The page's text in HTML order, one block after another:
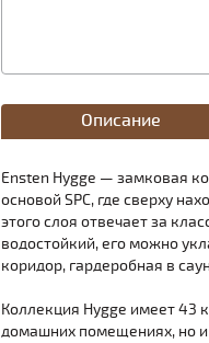
Описание
Ensten Hygge — замковая
основой SPC, где сверху
этого слоя отвечает за
водостойкий, его можно
коридор, гардеробная в
Коллекция Hygge имеет 43
домашних помещениях, но